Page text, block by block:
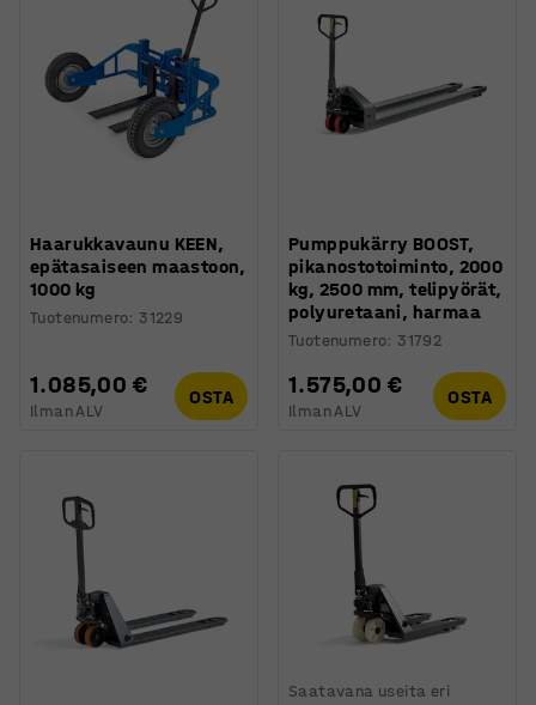
Haarukkavaunu KEEN,
epätasaiseen maastoon,
1000 kg
Tuotenumero: 31229
1.085,00 €
Ilman ALV
OSTA
Pumppukärry BOOST,
pikanostotoiminto, 2000
kg, 2500 mm, telipyörät,
polyuretaani, harmaa
Tuotenumero: 31792
1.575,00 €
Ilman ALV
OSTA
Saatavana useita eri